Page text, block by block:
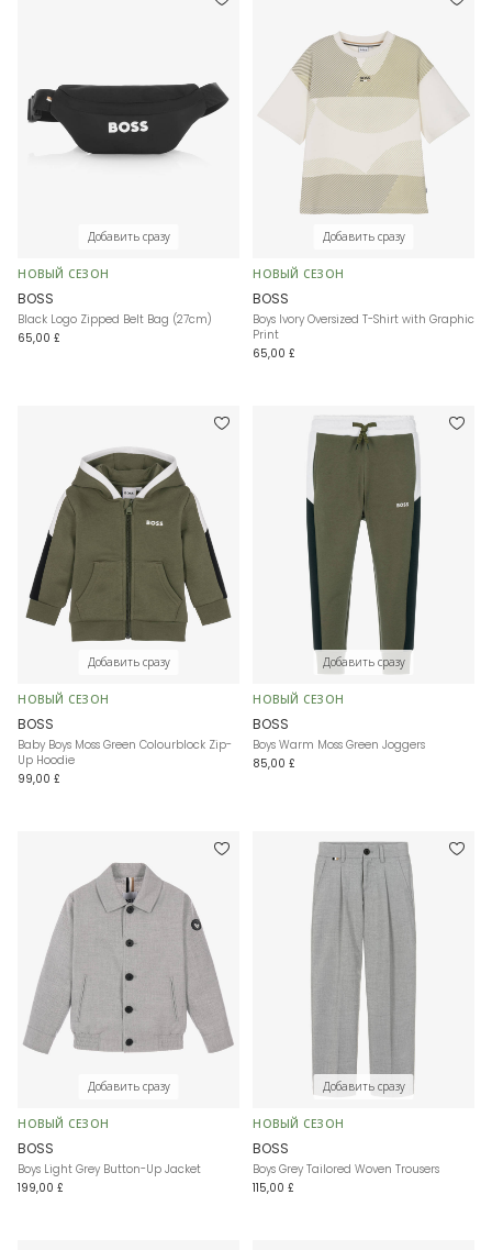
Добавить сразу
НОВЫЙ СЕЗОН
BOSS
Black Logo Zipped Belt Bag (27cm)
65,00 £
Добавить сразу
НОВЫЙ СЕЗОН
BOSS
Boys Ivory Oversized T-Shirt with Graphic
Print
65,00 £
Добавить сразу
НОВЫЙ СЕЗОН
BOSS
Baby Boys Moss Green Colourblock Zip-
Up Hoodie
99,00 £
Добавить сразу
НОВЫЙ СЕЗОН
BOSS
Boys Warm Moss Green Joggers
85,00 £
Добавить сразу
НОВЫЙ СЕЗОН
BOSS
Boys Light Grey Button-Up Jacket
199,00 £
Добавить сразу
НОВЫЙ СЕЗОН
BOSS
Boys Grey Tailored Woven Trousers
115,00 £